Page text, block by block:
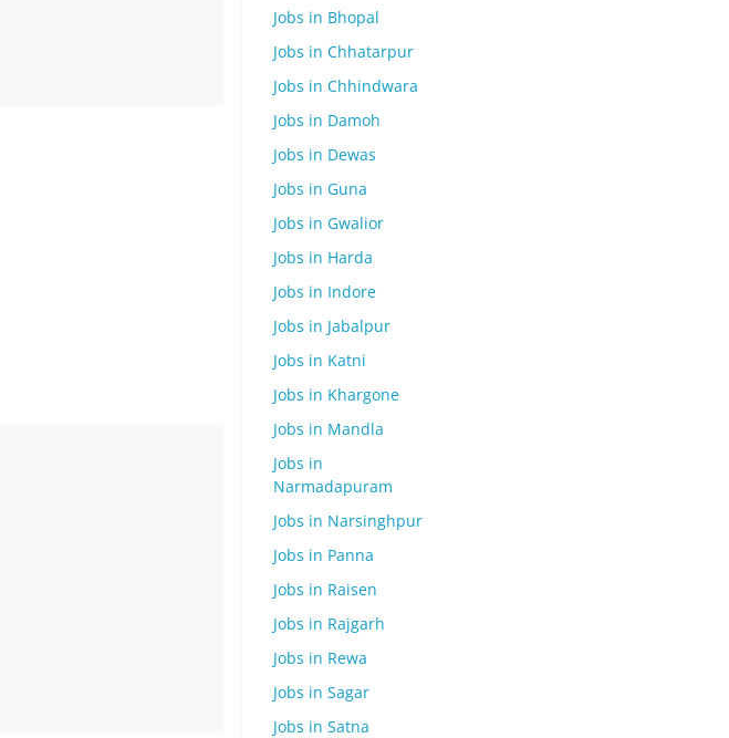
Jobs in Bhopal
Jobs in Chhatarpur
Jobs in Chhindwara
Jobs in Damoh
Jobs in Dewas
Jobs in Guna
Jobs in Gwalior
Jobs in Harda
Jobs in Indore
Jobs in Jabalpur
Jobs in Katni
Jobs in Khargone
Jobs in Mandla
Jobs in
Narmadapuram
Jobs in Narsinghpur
Jobs in Panna
Jobs in Raisen
Jobs in Rajgarh
Jobs in Rewa
Jobs in Sagar
Jobs in Satna